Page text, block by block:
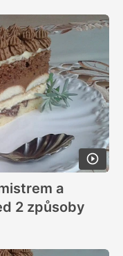
a
2 způsoby